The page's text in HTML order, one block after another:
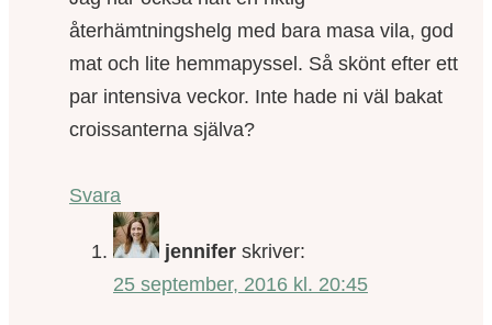
återhämtningshelg med bara masa vila, god
mat och lite hemmapyssel. Så skönt efter ett
par intensiva veckor. Inte hade ni väl bakat
croissanterna själva?
Svara
jennifer skriver:
25 september, 2016 kl. 20:45